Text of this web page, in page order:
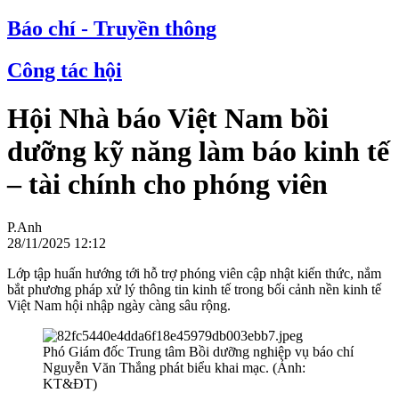
Báo chí - Truyền thông
Công tác hội
Hội Nhà báo Việt Nam bồi
dưỡng kỹ năng làm báo kinh tế
– tài chính cho phóng viên
P.Anh
28/11/2025 12:12
Lớp tập huấn hướng tới hỗ trợ phóng viên cập nhật kiến thức, nắm
bắt phương pháp xử lý thông tin kinh tế trong bối cảnh nền kinh tế
Việt Nam hội nhập ngày càng sâu rộng.
Phó Giám đốc Trung tâm Bồi dưỡng nghiệp vụ báo chí
Nguyễn Văn Thắng phát biểu khai mạc. (Ảnh:
KT&ĐT)